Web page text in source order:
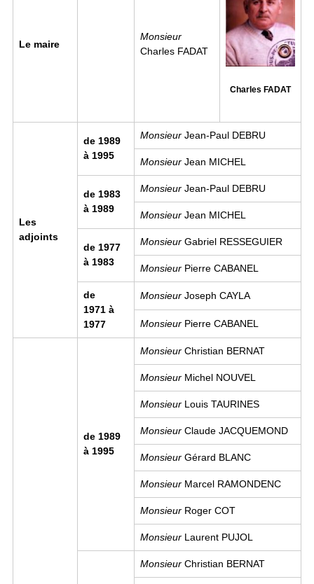
Le maire
Monsieur
Charles FADAT
Charles FADAT
Les
adjoints
de 1989
à 1995
Monsieur Jean-Paul DEBRU
Monsieur Jean MICHEL
de 1983
à 1989
Monsieur Jean-Paul DEBRU
Monsieur Jean MICHEL
de 1977
à 1983
Monsieur Gabriel RESSEGUIER
Monsieur Pierre CABANEL
de
1971 à
1977
Monsieur Joseph CAYLA
Monsieur Pierre CABANEL
de 1989
à 1995
Monsieur Christian BERNAT
Monsieur Michel NOUVEL
Monsieur Louis TAURINES
Monsieur Claude JACQUEMOND
Monsieur Gérard BLANC
Monsieur Marcel RAMONDENC
Monsieur Roger COT
Monsieur Laurent PUJOL
Monsieur Christian BERNAT